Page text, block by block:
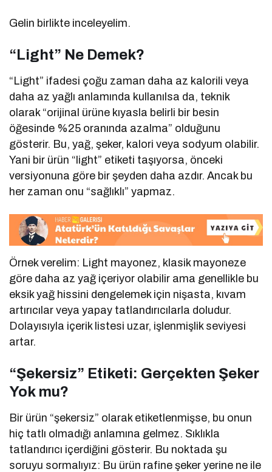
Gelin birlikte inceleyelim.
“Light” Ne Demek?
“Light” ifadesi çoğu zaman daha az kalorili veya
daha az yağlı anlamında kullanılsa da, teknik
olarak “orijinal ürüne kıyasla belirli bir besin
öğesinde %25 oranında azalma” olduğunu
gösterir. Bu, yağ, şeker, kalori veya sodyum olabilir.
Yani bir ürün “light” etiketi taşıyorsa, önceki
versiyonuna göre bir şeyden daha azdır. Ancak bu
her zaman onu “sağlıklı” yapmaz.
Örnek verelim: Light mayonez, klasik mayoneze
göre daha az yağ içeriyor olabilir ama genellikle bu
eksik yağ hissini dengelemek için nişasta, kıvam
artırıcılar veya yapay tatlandırıcılarla doludur.
Dolayısıyla içerik listesi uzar, işlenmişlik seviyesi
artar.
“Şekersiz” Etiketi: Gerçekten Şeker
Yok mu?
Bir ürün “şekersiz” olarak etiketlenmişse, bu onun
hiç tatlı olmadığı anlamına gelmez. Sıklıkla
tatlandırıcı içerdiğini gösterir. Bu noktada şu
soruyu sormalıyız: Bu ürün rafine şeker yerine ne ile